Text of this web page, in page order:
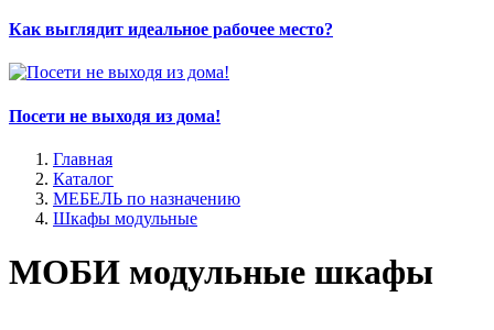
Как выглядит идеальное рабочее место?
Посети не выходя из дома!
Главная
Каталог
МЕБЕЛЬ по назначению
Шкафы модульные
МОБИ модульные шкафы